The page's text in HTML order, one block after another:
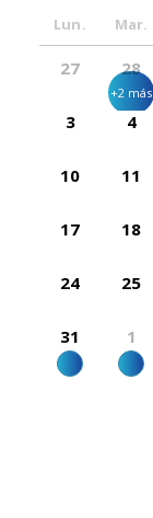
Lun. Mar.
27 28
+2 más
3 4
10 11
17 18
24 25
31 1